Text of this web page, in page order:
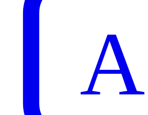
A